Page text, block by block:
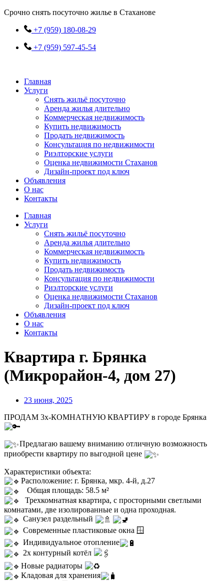
Перейти
содержимому
Срочно снять посуточно жилье в Стаханове
+7 (959) 180-08-29
+7 (959) 597-45-54
Главная
Услуги
Снять жильё посуточно
Аренда жилья длительно
Коммерческая недвижимость
Купить недвижимость
Продать недвижимость
Консультация по недвижимости
Риэлторские услуги
Оценка недвижимости Стаханов
Дизайн-проект под ключ
Объявления
О нас
Контакты
Главная
Услуги
Снять жильё посуточно
Аренда жилья длительно
Коммерческая недвижимость
Купить недвижимость
Продать недвижимость
Консультация по недвижимости
Риэлторские услуги
Оценка недвижимости Стаханов
Дизайн-проект под ключ
Объявления
О нас
Контакты
Квартира г. Брянка
(Микрорайон-4, дом 27)
23 июня, 2025
ПРОДАМ 3х-КОМНАТНУЮ КВАРТИРУ в городе Брянка
Предлагаю вашему вниманию отличную возможность
приобрести квартиру по выгодной цене
Характеристики объекта:
Расположение: г. Брянка, мкр. 4-й, д.27
Общая площадь: 58.5 м²
Трехкомнатная квартира, с просторными светлыми
комнатами, две изолированные и одна проходная.
Санузел раздельный
Современные пластиковые окна 🪟
Индивидуальное отопление
2х контурный котёл
Новые радиаторы
Кладовая для хранения